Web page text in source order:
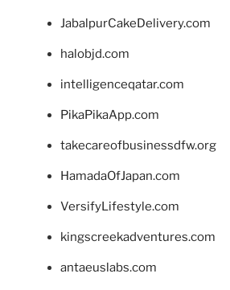
JabalpurCakeDelivery.com
halobjd.com
intelligenceqatar.com
PikaPikaApp.com
takecareofbusinessdfw.org
HamadaOfJapan.com
VersifyLifestyle.com
kingscreekadventures.com
antaeuslabs.com